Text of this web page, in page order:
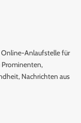
Anlaufstelle für
Nachrichten aus